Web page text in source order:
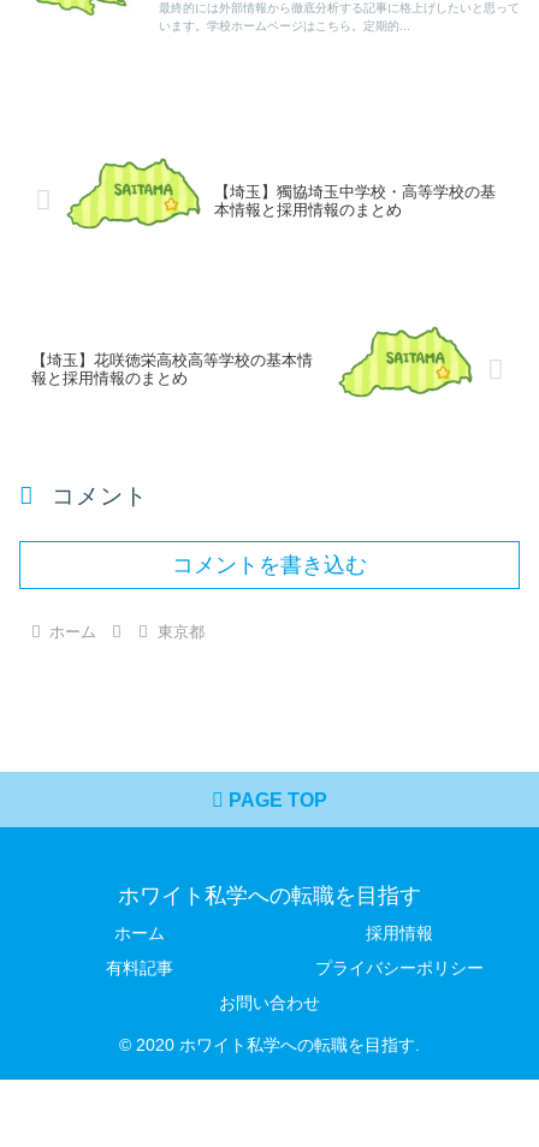
最終的には外部情報から徹底分析する記事に格上げしたいと思って
います。学校ホームページはこちら。定期的...
【埼玉】獨協埼玉中学校・高等学校の基
本情報と採用情報のまとめ
【埼玉】花咲徳栄高校高等学校の基本情
報と採用情報のまとめ
コメント
コメントを書き込む
ホーム 東京都
PAGE TOP
ホワイト私学への転職を目指す
ホーム
採用情報
有料記事
プライバシーポリシー
お問い合わせ
© 2020 ホワイト私学への転職を目指す.